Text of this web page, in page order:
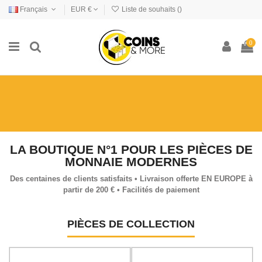
Français EUR € Liste de souhaits ()
0
LA BOUTIQUE N°1 POUR LES PIÈCES DE
MONNAIE MODERNES
Des centaines de clients satisfaits • Livraison offerte EN EUROPE à
partir de 200 € • Facilités de paiement
PIÈCES DE COLLECTION